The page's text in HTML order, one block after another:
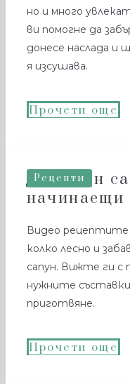
но и много
ви помогне да
донесе наслада и
я изсушава.
Прочети още
Рецепти
Домашен
начинаещи
Видео рецептите
колко лесно и
сапун. Вижте ги с
нужните
приготвяне.
Прочети още